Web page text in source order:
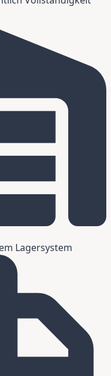
Lagersystem